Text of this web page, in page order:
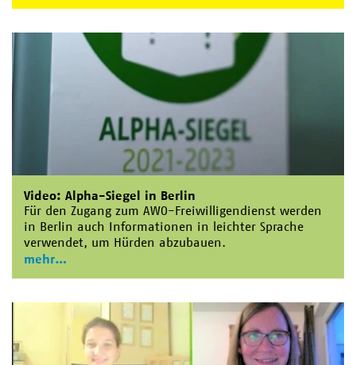
Video: Alpha-Siegel in Berlin
Für den Zugang zum AWO-Freiwilligendienst werden
in Berlin auch Informationen in leichter Sprache
verwendet, um Hürden abzubauen.
mehr